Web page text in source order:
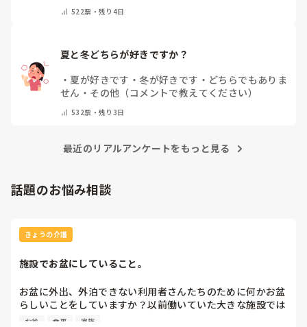
522票・残り4日
夏と冬どちらが好きですか？
・夏が好きです ・冬が好きです ・ どちらでもありま
せん ・ その他（コメントで教えてください）
532票・残り3日
最近のリアルアンケートをもっと見る
話題のお悩み相談
きょうの介護
施設でお盆にしていること。
お盆に外出、外泊できない利用者さんたちのために何かお盆
らしいことをしていますか？以前働いていた大きな施設では
実際に住職さんを呼びご焼香できるようにそれ用のスペース
お盆 食事 家族